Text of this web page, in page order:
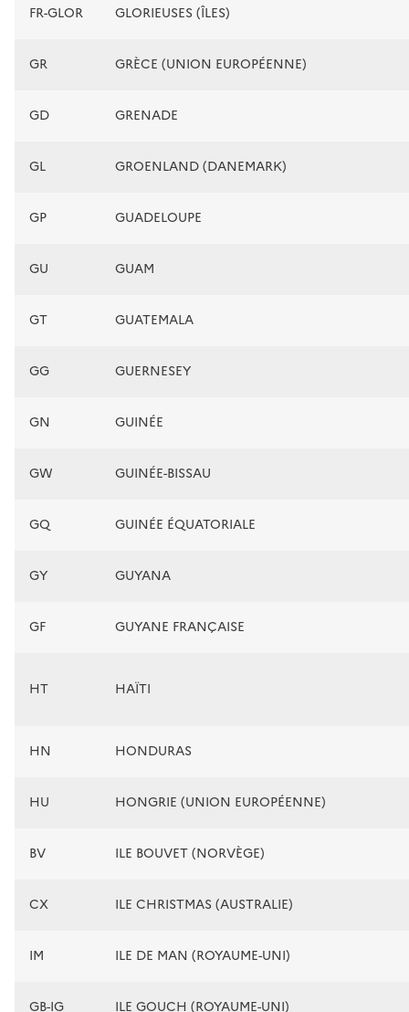
FR-GLOR GLORIEUSES (ÎLES)
GR GRÈCE (UNION EUROPÉENNE)
GD GRENADE
GL GROENLAND (DANEMARK)
GP GUADELOUPE
GU GUAM
GT GUATEMALA
GG GUERNESEY
GN GUINÉE
GW GUINÉE-BISSAU
GQ GUINÉE ÉQUATORIALE
GY GUYANA
GF GUYANE FRANÇAISE
HT HAÏTI
HN HONDURAS
HU HONGRIE (UNION EUROPÉENNE)
BV ILE BOUVET (NORVÈGE)
CX ILE CHRISTMAS (AUSTRALIE)
IM ILE DE MAN (ROYAUME-UNI)
GB-IG ILE GOUCH (ROYAUME-UNI)